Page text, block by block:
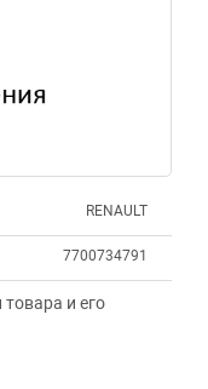
RENAULT
7700734791
и его